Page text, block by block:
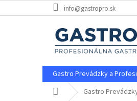
na
info@gastropro.sk
Gastro Prevádzky a
Domov Gastro